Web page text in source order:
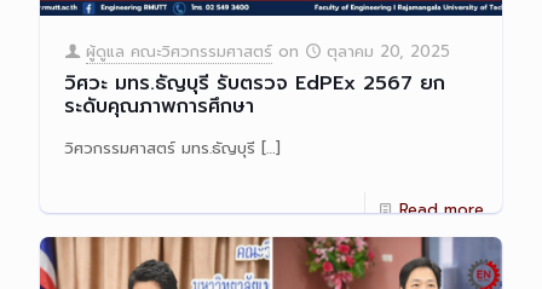
ผู้ดูแล คณะวิศวกรรมศาสตร์ on ตุลาคม 20, 2025
วิศวะ มทร.ธัญบุรี รับตรวจ EdPEx 2567 ยก
ระดับคุณภาพการศึกษา
วิศวกรรมศาสตร์ มทร.ธัญบุรี […]
Read more